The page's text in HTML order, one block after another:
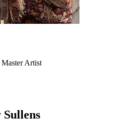
Master Artist